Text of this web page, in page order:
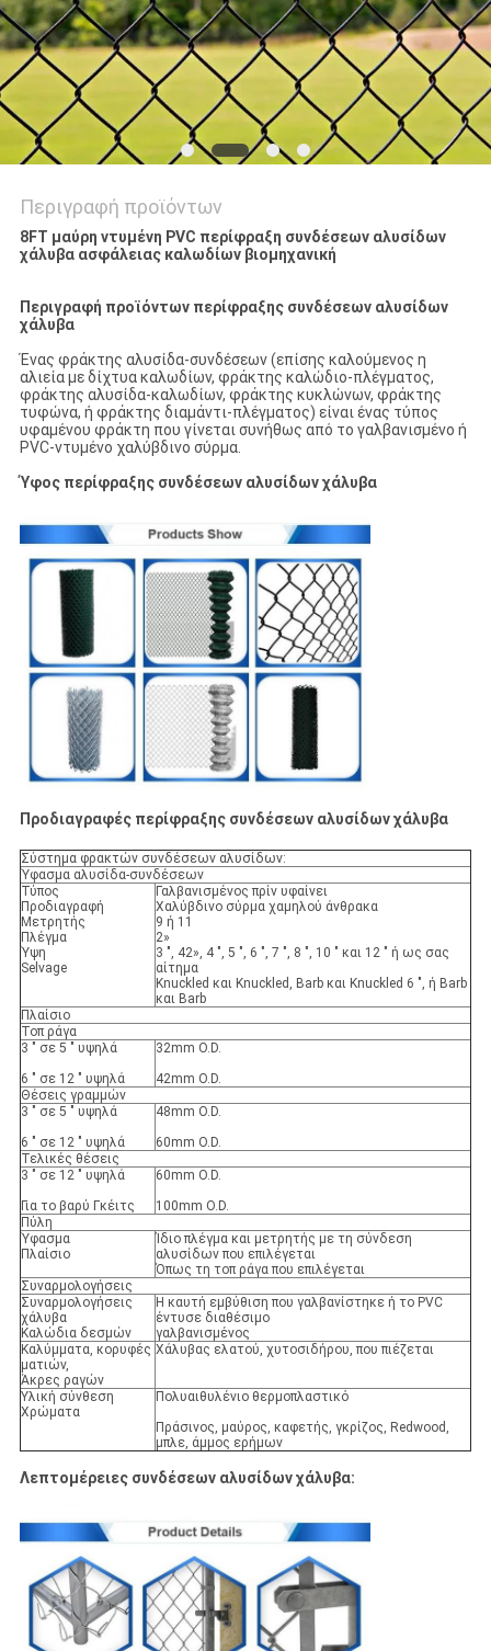
Περιγραφή προϊόντων
8FT μαύρη ντυμένη PVC περίφραξη συνδέσεων αλυσίδων
χάλυβα ασφάλειας καλωδίων βιομηχανική
Περιγραφή προϊόντων περίφραξης συνδέσεων αλυσίδων
χάλυβα
Ένας φράκτης αλυσίδα-συνδέσεων (επίσης καλούμενος η
αλιεία με δίχτυα καλωδίων, φράκτης καλώδιο-πλέγματος,
φράκτης αλυσίδα-καλωδίων, φράκτης κυκλώνων, φράκτης
τυφώνα, ή φράκτης διαμάντι-πλέγματος) είναι ένας τύπος
υφαμένου φράκτη που γίνεται συνήθως από το γαλβανισμένο ή
PVC-ντυμένο χαλύβδινο σύρμα.
Ύφος περίφραξης συνδέσεων αλυσίδων χάλυβα
Προδιαγραφές περίφραξης συνδέσεων αλυσίδων χάλυβα
Σύστημα φρακτών συνδέσεων αλυσίδων:
Ύφασμα αλυσίδα-συνδέσεων
Τύπος
Προδιαγραφή
Μετρητής
Πλέγμα
Ύψη
Selvage
Γαλβανισμένος πρίν υφαίνει
Χαλύβδινο σύρμα χαμηλού άνθρακα
9 ή 11
2»
3 ", 42», 4 ", 5 ", 6 ", 7 ", 8 ", 10 " και 12 " ή ως σας
αίτημα
Knuckled και Knuckled, Barb και Knuckled 6 ", ή Barb
και Barb
Πλαίσιο
Τοπ ράγα
3 " σε 5 " υψηλά
6 " σε 12 " υψηλά
32mm O.D.
42mm O.D.
Θέσεις γραμμών
3 " σε 5 " υψηλά
6 " σε 12 " υψηλά
48mm O.D.
60mm O.D.
Τελικές θέσεις
3 " σε 12 " υψηλά
Για το βαρύ Γκέιτς
60mm O.D.
100mm O.D.
Πύλη
Ύφασμα
Πλαίσιο
Ίδιο πλέγμα και μετρητής με τη σύνδεση
αλυσίδων που επιλέγεται
Όπως τη τοπ ράγα που επιλέγεται
Συναρμολογήσεις
Συναρμολογήσεις
χάλυβα
Καλώδια δεσμών
Η καυτή εμβύθιση που γαλβανίστηκε ή το PVC
έντυσε διαθέσιμο
γαλβανισμένος
Καλύμματα, κορυφές
ματιών,
Άκρες ραγών
Χάλυβας ελατού, χυτοσιδήρου, που πιέζεται
Υλική σύνθεση
Χρώματα
Πολυαιθυλένιο θερμοπλαστικό
Πράσινος, μαύρος, καφετής, γκρίζος, Redwood,
μπλε, άμμος ερήμων
Λεπτομέρειες συνδέσεων αλυσίδων χάλυβα: